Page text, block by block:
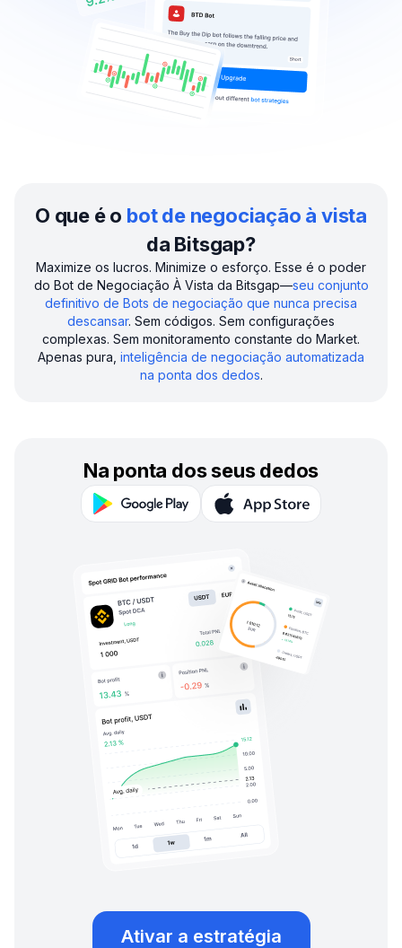
O que é o bot de negociação à vista
da Bitsgap?
Maximize os lucros. Minimize o esforço. Esse é o poder
do Bot de Negociação À Vista da Bitsgap—seu conjunto
definitivo de Bots de negociação que nunca precisa
descansar. Sem códigos. Sem configurações
complexas. Sem monitoramento constante do Market.
Apenas pura, inteligência de negociação automatizada
na ponta dos dedos.
Na ponta dos seus dedos
Ativar a estratégia